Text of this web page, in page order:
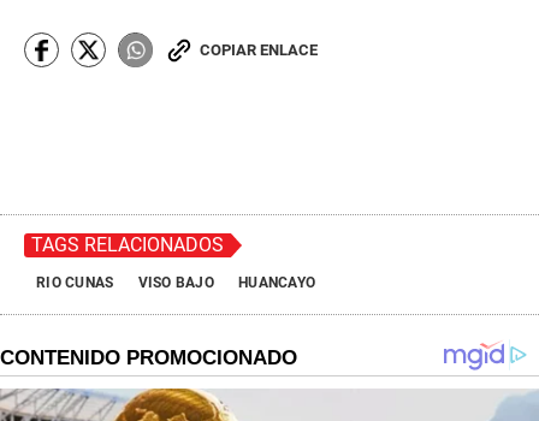
COPIAR ENLACE
TAGS RELACIONADOS
RIO CUNAS VISO BAJO HUANCAYO